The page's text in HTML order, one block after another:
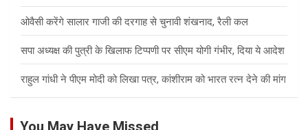
ओवैसी करेंगे सालार गाजी की दरगाह से चुनावी शंखनाद, रैली कल
सपा अध्यक्ष की पुत्री के खिलाफ टिप्पणी पर सीएम योगी गंभीर, दिया ये आदेश
राहुल गांधी ने पीएम मोदी को लिखा पत्र, कांशीराम को भारत रत्न देने की मांग
You May Have Missed